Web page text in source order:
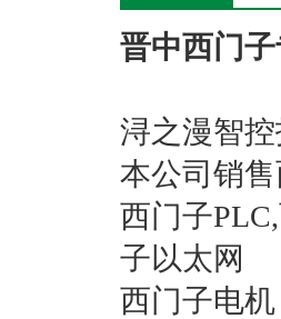
晋中西门
浔之漫智
本公司销
西门子
子以太网
西门子电